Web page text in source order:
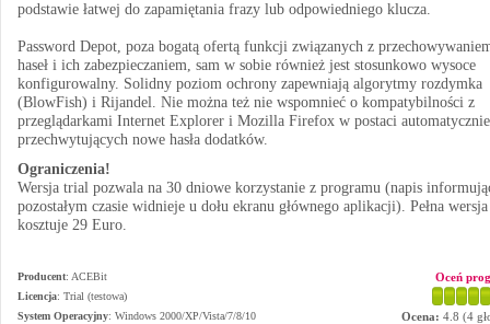
podstawie łatwej do zapamiętania frazy lub odpowiedniego klucza.
Password Depot, poza bogatą ofertą funkcji związanych z
haseł i ich zabezpieczaniem, sam w sobie również jest stosunkowo wysoce
konfigurowalny. Solidny poziom ochrony zapewniają algorytmy rozdymka
(BlowFish) i Rijandel. Nie można też nie wspomnieć o kompatybilności z
przeglądarkami Internet Explorer i Mozilla Firefox w postaci automatycznie
przechwytujących nowe hasła dodatków.
Ograniczenia!
Wersja trial pozwala na 30 dniowe korzystanie z programu (napis
pozostałym czasie widnieje u dołu ekranu głównego aplikacji). Pełna wersja
kosztuje 29 Euro.
Producent: ACEBit
Licencja: Trial (testowa)
System Operacyjny: Windows 2000/XP/Vista/7/8/10
Oceń
Ocena: 4.8 (4